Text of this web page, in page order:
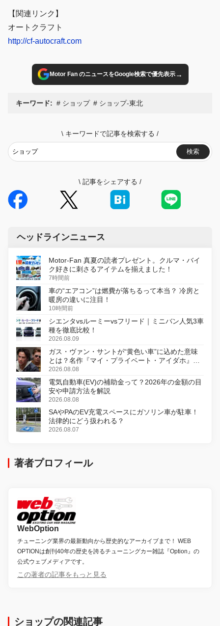
【関連リンク】
オートクラフト
http://cf-autocraft.com
Motor Fan のニュースをGoogle検索で優先表示→
キーワード: ショップ ショップ-東北
\ キーワードで記事を検索する /
検索
\ 記事をシェアする /
ヘッドラインニュース
Motor-Fan 真夏の読者プレゼント。クルマ・バイ
ク好きに刺さるアイテムを揃えました！
7時間前
車の“エアコン”は燃費が落ちるって本当？ 冷房と
暖房の違いに注目！
10時間前
シエンタvsルーミーvsフリード｜ミニバン人気3車
種を徹底比較！
2026.08.09
ガス・ヴァン・サントが“黄色い車”に込めた意味
とは？名作『マイ・プライベート・アイダホ』が
初のデジタルリマスター版で復活
2026.08.08
電気自動車(EV)の補助金って？2026年の金額の目
安や申請方法を解説
2026.08.08
SAやPAのEV充電スペースにガソリン車が駐車！
法律的にどう扱われる？
2026.08.07
著者プロフィール
WebOption
チューニング業界の最新動向から歴史的なアーカイブまで！ WEB
OPTIONは創刊40年の歴史を誇るチューニングカー雑誌『Option』の
公式ウェブメディアです。
この著者の記事をもっと見る
ショップの関連記事